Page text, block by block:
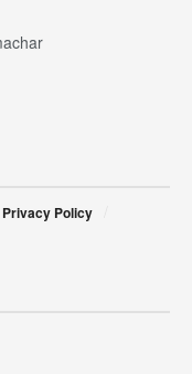
Privacy Policy